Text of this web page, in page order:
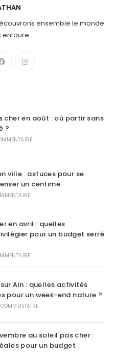
ensemble le monde
entoure.
cher en août : où partir sans
?
ville : astuces pour se
un centime
en avril : quelles
pour un budget serré
Ain : quelles activités
pour un week-end nature ?
au soleil pas cher :
pour un budget